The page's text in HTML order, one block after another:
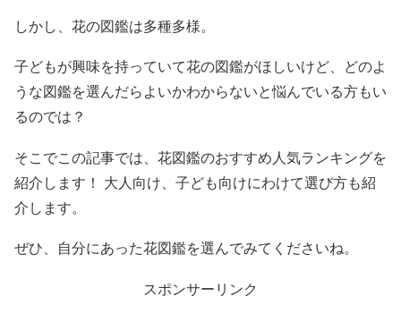
しかし、花の図鑑は多種多様。
子どもが興味を持っていて花の図鑑がほしいけど、どのよ
うな図鑑を選んだらよいかわからないと悩んでいる方もい
るのでは？
そこでこの記事では、花図鑑のおすすめ人気ランキングを
紹介します！ 大人向け、子ども向けにわけて選び方も紹
介します。
ぜひ、自分にあった花図鑑を選んでみてくださいね。
スポンサーリンク